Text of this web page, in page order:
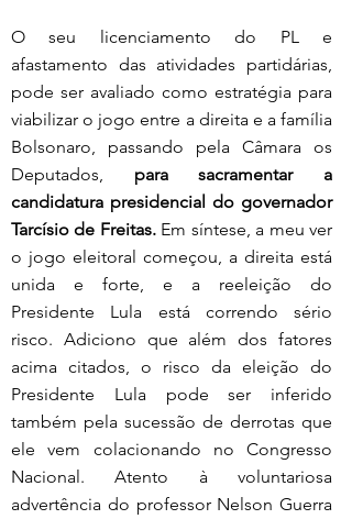
O seu licenciamento do PL e
afastamento das atividades partidárias,
pode ser avaliado como estratégia para
viabilizar o jogo entre a direita e a família
Bolsonaro, passando pela Câmara os
Deputados, para sacramentar a
candidatura presidencial do governador
Tarcísio de Freitas. Em síntese, a meu ver
o jogo eleitoral começou, a direita está
unida e forte, e a reeleição do
Presidente Lula está correndo sério
risco. Adiciono que além dos fatores
acima citados, o risco da eleição do
Presidente Lula pode ser inferido
também pela sucessão de derrotas que
ele vem colacionando no Congresso
Nacional. Atento à voluntariosa
advertência do professor Nelson Guerra